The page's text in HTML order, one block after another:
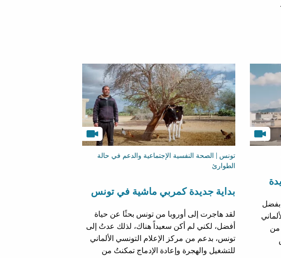
بفضل
من
تونس | الصحة النفسية الإجتماعية والدعم في حالة
الطوارئ
بداية جديدة كمربي ماشية في تونس
لقد هاجرت إلى أوروبا من تونس بحثًا عن حياة
أفضل، لكني لم أكن سعيداً هناك، لذلك عدتُ إلى
تونس، بدعم من مركز الإعلام التونسي الألماني
للتشغيل والهجرة وإعادة الإدماج تمكنتُ من